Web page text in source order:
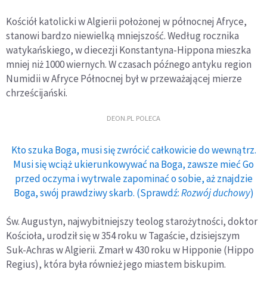
Kościół katolicki w Algierii położonej w północnej Afryce,
stanowi bardzo niewielką mniejszość. Według rocznika
watykańskiego, w diecezji Konstantyna-Hippona mieszka
mniej niż 1000 wiernych. W czasach późnego antyku region
Numidii w Afryce Północnej był w przeważającej mierze
chrześcijański.
DEON.PL POLECA
Kto szuka Boga, musi się zwrócić całkowicie do wewnątrz.
Musi się wciąż ukierunkowywać na Boga, zawsze mieć Go
przed oczyma i wytrwale zapominać o sobie, aż znajdzie
Boga, swój prawdziwy skarb. (Sprawdź:Rozwój duchowy)
Św. Augustyn, najwybitniejszy teolog starożytności, doktor
Kościoła, urodził się w 354 roku w Tagaście, dzisiejszym
Suk-Achras w Algierii. Zmarł w 430 roku w Hipponie (Hippo
Regius), która była również jego miastem biskupim.